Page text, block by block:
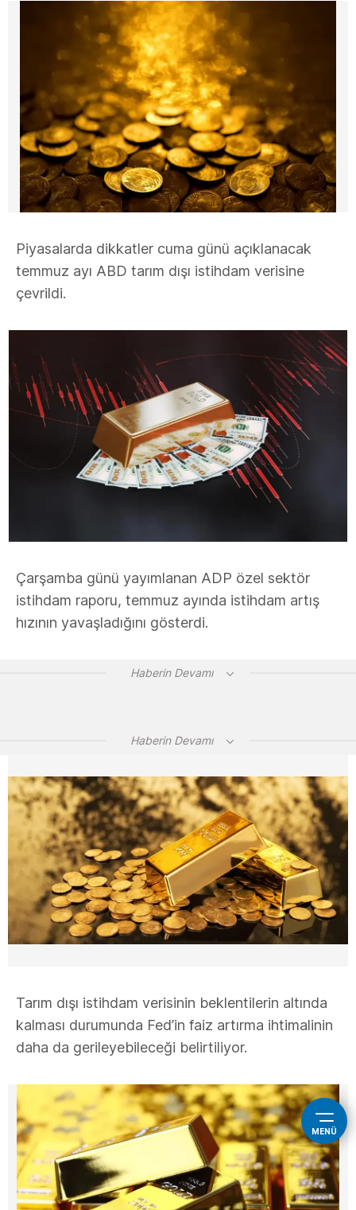
MENÜ
Piyasalarda dikkatler cuma günü açıklanacak
temmuz ayı ABD tarım dışı istihdam verisine
çevrildi.
Çarşamba günü yayımlanan ADP özel sektör
istihdam raporu, temmuz ayında istihdam artış
hızının yavaşladığını gösterdi.
Haberin Devamı
Haberin Devamı
Tarım dışı istihdam verisinin beklentilerin altında
kalması durumunda Fed’in faiz artırma ihtimalinin
daha da gerileyebileceği belirtiliyor.